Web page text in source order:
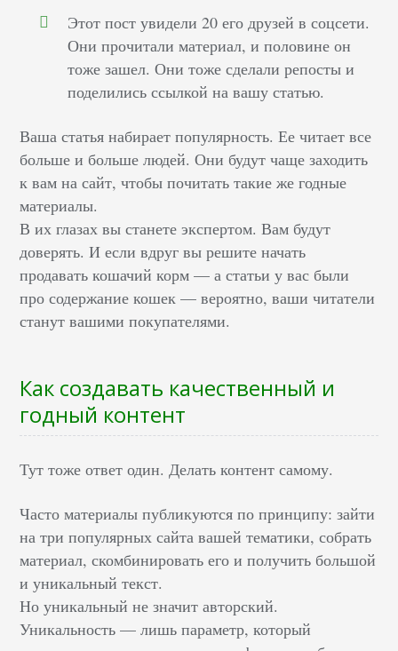
Этот пост увидели 20 его друзей в соцсети.
Они прочитали материал, и половине он
тоже зашел. Они тоже сделали репосты и
поделились ссылкой на вашу статью.
Ваша статья набирает популярность. Ее читает все
больше и больше людей. Они будут чаще заходить
к вам на сайт, чтобы почитать такие же годные
материалы.
В их глазах вы станете экспертом. Вам будут
доверять. И если вдруг вы решите начать
продавать кошачий корм — а статьи у вас были
про содержание кошек — вероятно, ваши читатели
станут вашими покупателями.
Как создавать качественный и
годный контент
Тут тоже ответ один. Делать контент самому.
Часто материалы публикуются по принципу: зайти
на три популярных сайта вашей тематики, собрать
материал, скомбинировать его и получить большой
и уникальный текст.
Но уникальный не значит авторский.
Уникальность — лишь параметр, который